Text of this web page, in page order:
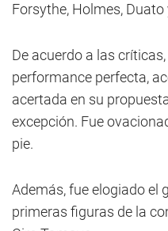
Forsythe, Holmes, Duato
De acuerdo a las
performance perfecta,
acertada en su
excepción. Fue
pie.
Además, fue elogiado el
primeras figuras de la